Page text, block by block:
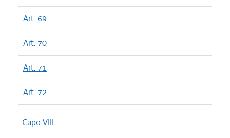
Art. 69
Art. 70
Art. 71
Art. 72
Capo VIII